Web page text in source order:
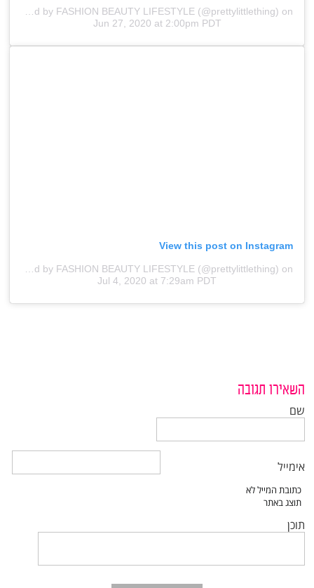
on
Jun 27, 2020 at 2:00pm PDT
View this post on Instagram
on
Jul 4, 2020 at 7:29am PDT
השאירו תגובה
שם
אימייל
תוכן